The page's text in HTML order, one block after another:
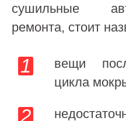
сушильные
ремонта, стоит
вещи
цикла